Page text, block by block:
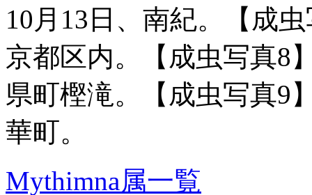
10月13日、南紀。【成
京都区内。【成虫写真8
県町樫滝。【成虫写真9
華町。
Mythimna属一覧